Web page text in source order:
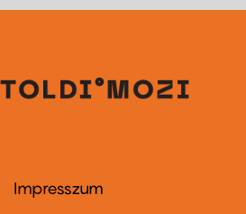
Footer
Impresszum